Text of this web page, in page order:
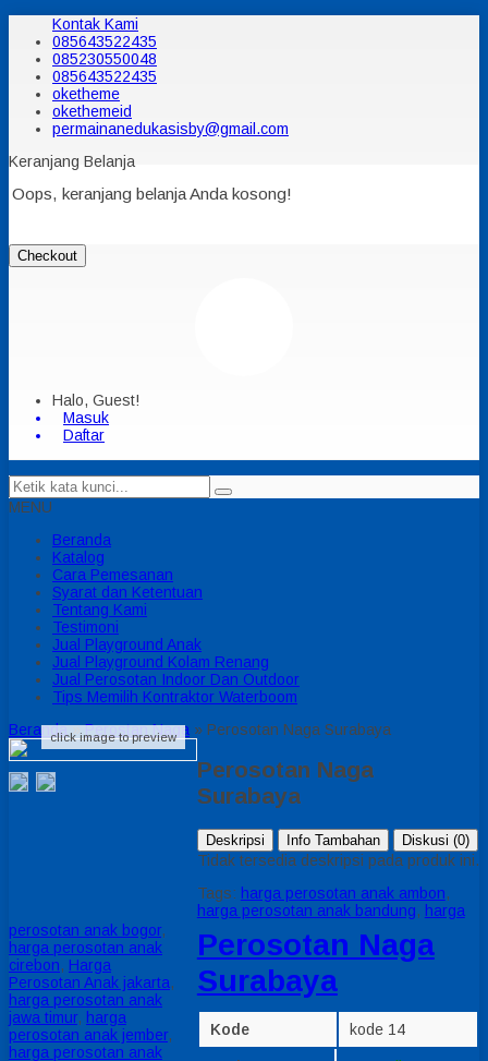
Kontak Kami
085643522435
085230550048
085643522435
oketheme
okethemeid
permainanedukasisby@gmail.com
Keranjang Belanja
Oops, keranjang belanja Anda kosong!
Checkout
Halo, Guest!
Masuk
Daftar
MENU
Beranda
Katalog
Cara Pemesanan
Syarat dan Ketentuan
Tentang Kami
Testimoni
Jual Playground Anak
Jual Playground Kolam Renang
Jual Perosotan Indoor Dan Outdoor
Tips Memilih Kontraktor Waterboom
Beranda»Perostan Naga » Perosotan Naga Surabaya
click image to preview
Perosotan Naga
Surabaya
Kode kode 14
Perosotan Naga
Surabaya
Deskripsi Info Tambahan Diskusi (0)
Tidak tersedia deskripsi pada produk ini.
Tags: harga perosotan anak ambon,
harga perosotan anak bandung, harga
perosotan anak bogor,
harga perosotan anak
cirebon, Harga
Perosotan Anak jakarta,
harga perosotan anak
jawa timur, harga
perosotan anak jember,
harga perosotan anak